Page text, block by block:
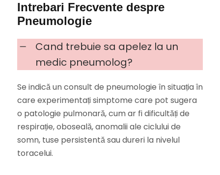
Intrebari Frecvente despre
Pneumologie
Cand trebuie sa apelez la un
medic pneumolog?
Se indică un consult de pneumologie în situația în
care experimentați simptome care pot sugera
o patologie pulmonară, cum ar fi dificultăți de
respirație, oboseală, anomalii ale ciclului de
somn, tuse persistentă sau dureri la nivelul
toracelui.